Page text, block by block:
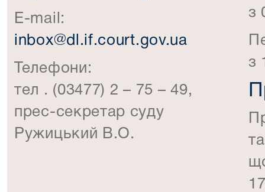
E-mail:
inbox@dl.if.court.gov.ua
Телефони:
тел . (03477) 2 – 75 – 49,
прес-секретар суду
Ружицький В.О.
з
з